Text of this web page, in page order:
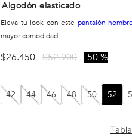
Algodón elasticado
Eleva tu look con este pantalón hombre
mayor comodidad.
$26.450 $52.900 50 %
42 44 46 48 50 52